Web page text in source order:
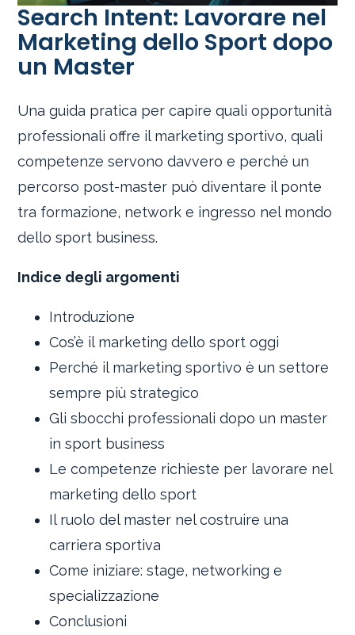
Search Intent: Lavorare nel
Marketing dello Sport dopo
un Master
Una guida pratica per capire quali opportunità
professionali offre il marketing sportivo, quali
competenze servono davvero e perché un
percorso post-master può diventare il ponte
tra formazione, network e ingresso nel mondo
dello sport business.
Indice degli argomenti
Introduzione
Cos’è il marketing dello sport oggi
Perché il marketing sportivo è un settore
sempre più strategico
Gli sbocchi professionali dopo un master
in sport business
Le competenze richieste per lavorare nel
marketing dello sport
Il ruolo del master nel costruire una
carriera sportiva
Come iniziare: stage, networking e
specializzazione
Conclusioni